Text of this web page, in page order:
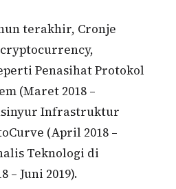
terakhir, Cronje
Penasihat Protokol
(Maret 2018 –
Infrastruktur
(April 2018 –
Teknologi di
– Juni 2019).